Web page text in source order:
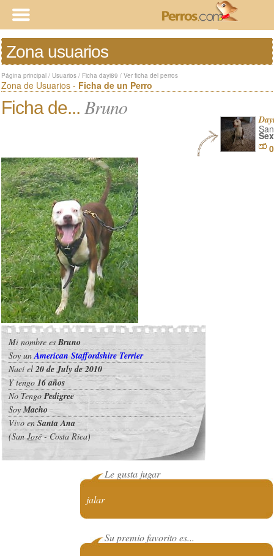
Zona usuarios
Página principal / Usuarios / Ficha dayi89 / Ver ficha del perros
Zona de Usuarios - Ficha de un Perro
Ficha de... Bruno
Mi nombre esBruno
Soy unAmerican Staffordshire Terrier
Nací el20 de July de 2010
Y tengo 16 años
No TengoPedigree
SoyMacho
Vivo enSanta Ana
(San José - Costa Rica)
Le gusta jugar
jalar
Su premio favorito es...